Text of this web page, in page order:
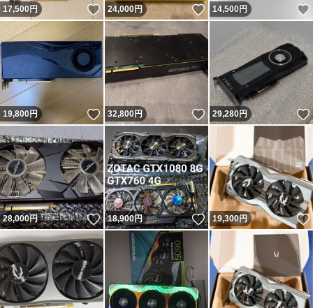
17,500円 いいね！
24,000円 いいね！
14,500円
19,800円 いいね！
32,800円 いいね！
29,280円
28,000円 いいね！
18,900円 いいね！
19,300円